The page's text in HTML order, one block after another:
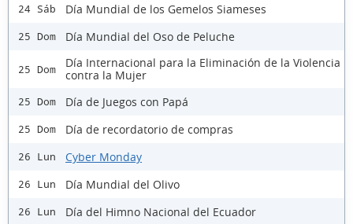
24 Sáb Día Mundial de los Gemelos Siameses
25 Dom Día Mundial del Oso de Peluche
25 Dom
Día Internacional para la Eliminación de la Violencia
contra la Mujer
25 Dom Día de Juegos con Papá
25 Dom Día de recordatorio de compras
26 Lun Cyber Monday
26 Lun Día Mundial del Olivo
26 Lun Día del Himno Nacional del Ecuador